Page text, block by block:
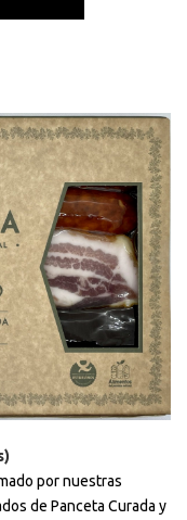
por nuestras
de Panceta Curada y